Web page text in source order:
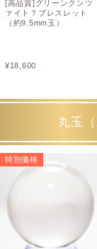
[高品質]グリーンクンツ
ァイト？ブレスレット
（約9.5mm玉）
¥18,600
丸玉
特別価格